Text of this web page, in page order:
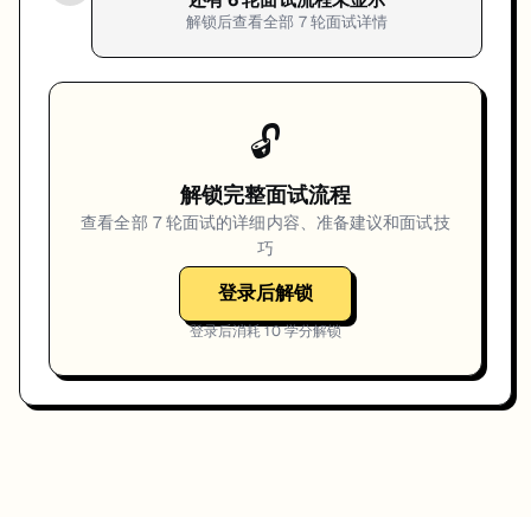
解锁后查看全部 7轮面试详情
🔓
解锁完整面试流程
查看全部 7轮面试的详细内容、准备建议和面试技
巧
登录后解锁
登录后消耗10学分解锁